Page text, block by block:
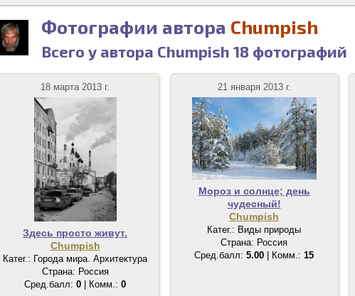
Фотографии автора Chumpish
Всего у автора Chumpish 18 фотографий
18 марта 2013 г.
Здесь просто живут.
Chumpish
Катег.: Города мира. Архитектура
Страна: Россия
Сред.балл: 0 | Комм.: 0
21 января 2013 г.
Мороз и солнце; день
чудесный!
Chumpish
Катег.: Виды природы
Страна: Россия
Сред.балл: 5.00 | Комм.: 15